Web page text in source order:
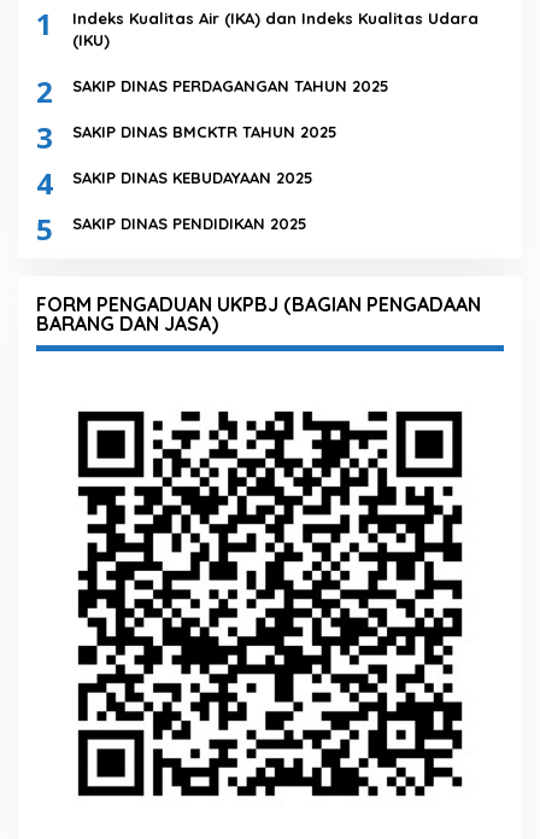
1
Indeks Kualitas Air (IKA) dan Indeks Kualitas Udara
(IKU)
2 SAKIP DINAS PERDAGANGAN TAHUN 2025
3 SAKIP DINAS BMCKTR TAHUN 2025
4 SAKIP DINAS KEBUDAYAAN 2025
5 SAKIP DINAS PENDIDIKAN 2025
FORM PENGADUAN UKPBJ (BAGIAN PENGADAAN
BARANG DAN JASA)